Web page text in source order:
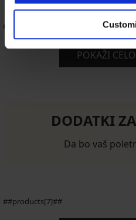
##products[6]##
POKAŽI
DODATKI
Da bo vaš
##products[7]##